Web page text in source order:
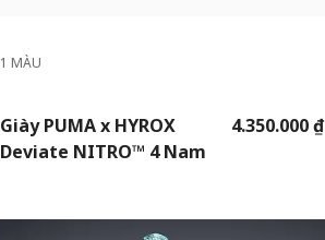
1 MÀU
Giày PUMA x HYROX
Deviate NITRO™ 4 Nam
4.350.000 ₫